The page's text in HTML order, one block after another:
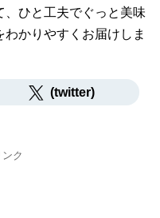
、ひと工夫でぐっと美味
わかりやすくお届けしま
(twitter)
ク